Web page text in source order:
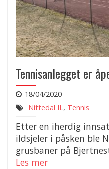
Tennisanlegget er
18/04/2020
Nittedal IL , Tennis
Etter en iherdig
ildsjeler i påsken ble
grusbaner på
Les mer